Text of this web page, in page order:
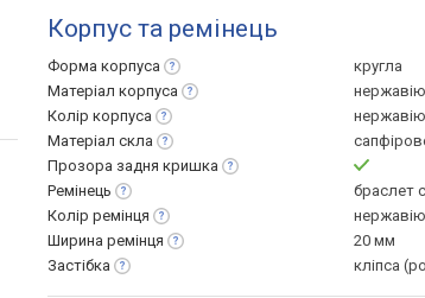
Корпус та ремінець
Форма корпуса
кругла
Матеріал корпуса
Колір корпуса
Матеріал скла
Прозора задня кришка
Ремінець
браслет
Колір ремінця
Ширина ремінця
20 мм
Застібка
кліпса